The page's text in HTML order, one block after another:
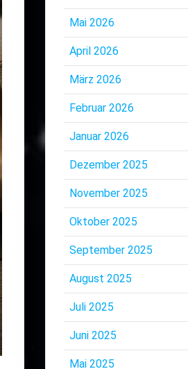
Mai 2026
April 2026
März 2026
Februar 2026
Januar 2026
Dezember 2025
November 2025
Oktober 2025
September 2025
August 2025
Juli 2025
Juni 2025
Mai 2025